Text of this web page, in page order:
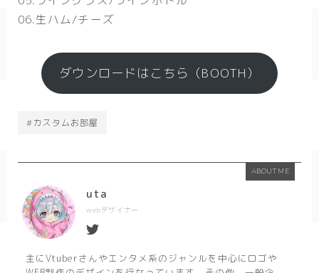
06.生ハム/チーズ
ダウンロードはこちら（BOOTH）
#カスタムお部屋
ABOUT ME
uta
webデザイナー
主にVtuberさんやエンタメ系のジャンルを中心にロゴや